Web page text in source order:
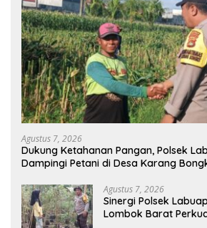
Agustus 7, 2026
Dukung Ketahanan Pangan, Polsek
Dampingi Petani di Desa Karang
Agustus 7, 2026
Sinergi Polsek
Lombok Barat